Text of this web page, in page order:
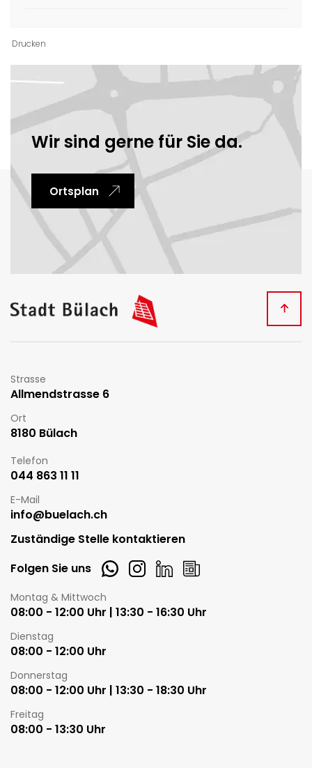
Drucken
Ortsinformationen
Wir sind gerne für Sie da.
Ortsplan
Kontakt
Strasse
Allmendstrasse 6
Ort
8180 Bülach
Telefon
044 863 11 11
E-Mail
info@buelach.ch
Zuständige Stelle kontaktieren
Folgen Sie uns
WhatsappInstagram
LinkedInNewsletter
Öffnungszeiten
Montag & Mittwoch
08:00 - 12:00 Uhr | 13:30 - 16:30 Uhr
Dienstag
08:00 - 12:00 Uhr
Donnerstag
08:00 - 12:00 Uhr | 13:30 - 18:30 Uhr
Freitag
08:00 - 13:30 Uhr